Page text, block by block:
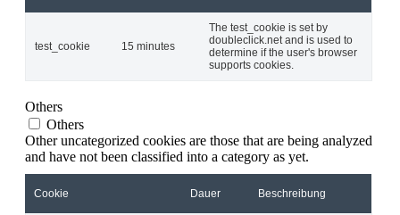
test_cookie 15 minutes
The test_cookie is set by
doubleclick.net and is used to
determine if the user's browser
supports cookies.
Others
Others
Other uncategorized cookies are those that are being analyzed
and have not been classified into a category as yet.
Cookie Dauer Beschreibung